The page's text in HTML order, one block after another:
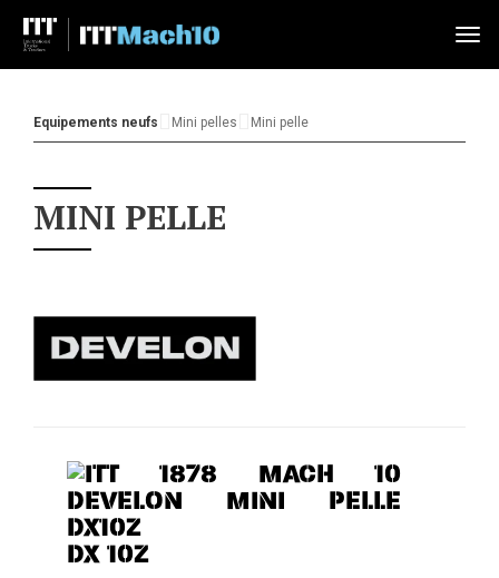
Equipements neufs Mini pelles Mini pelle
MINI PELLE
DX 10Z